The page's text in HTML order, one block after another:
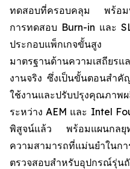
ทดสอบที่ครอบคลุม พร้อม
การทดสอบ Burn-in และ
ประกอบแพ็กเกจขั้นสูง
มาตรฐานด้านความเสถียร
งานจริง ซึ่งเป็นขั้นตอนสำคั
ใช้งานและปรับปรุงคุณ
ระหว่าง AEM และ Intel
พิสูจน์แล้ว พร้อมแผนกลยุ
ความสามารถที่แม่นยำในก
ตรวจสอบสำหรับอุปกรณ์